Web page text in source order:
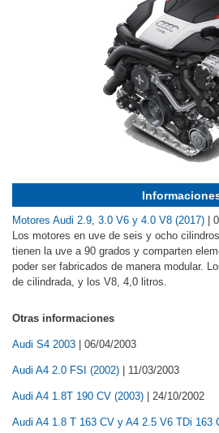
Motores Audi 2.9, 3.0 V6 y 4.0 V8 (2017) |
Los motores en uve de seis y ocho
tienen la uve a 90 grados y comparten
poder ser fabricados de manera modular.
de cilindrada, y los V8, 4,0 litros.
Otras informaciones
Audi S4 2003 | 06/04/2003
Audi A4 2.0 FSI (2002) | 11/03/2003
Audi A4 1.8T 190 CV (2003) | 24/10/2002
Audi A4 1.8 T 163 CV y A4 2.5 V6 TDi 163